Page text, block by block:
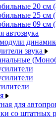
20 см
25 см
09 см
автозвука
звука
для
со штатных